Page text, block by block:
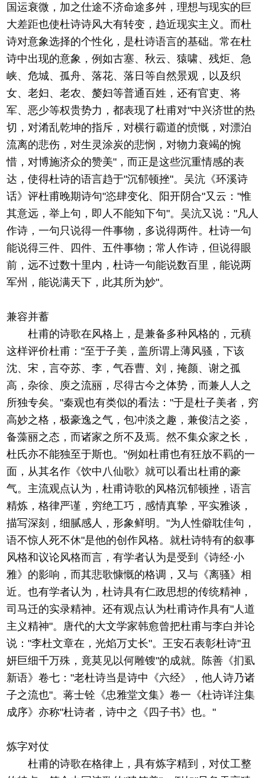
国运衰微，加之仕途不济命途多舛，理想与现实的巨
大差距也使杜诗诗风大有转变，趋近现实主义。而杜
诗对意象选择的个性化，是杜诗语言的基础。常在杜
诗中出现的意象，例如古塞、秋云、猿啸、残炬、急
峡、危城、孤舟、落花、落日等自然景观，以及织
女、老妇、老农、嫠妇等普通百姓，还有官吏、将
军、恶少等权贵势力，都表现了杜甫对"中兴济世的热
切，对淆乱乾坤的指斥，对横行霸道的愤慨，对漂泊
流离的悲伤，对生灵涂炭的悲悯，对物力衰竭的惋
惜，对博施济众的赞美"，而正是这些沉重情感的表
达，使得杜诗的语言趋于"沉郁顿挫"。吴沆《环溪诗
话》评杜甫晚期诗句"恣肆变化、阳开阴合"又云："惟
其意远，举上句，即人不能知下句"。吴沆又说："凡人
作诗，一句只说得一件事物，多说得两件。杜诗一句
能说得三件、四件、五件事物；常人作诗，但说得眼
前，远不过数十里内，杜诗一句能说数百里，能说两
军州，能说满天下，此其所为妙"。
兼容并蓄
杜甫的诗歌在风格上，是兼备多种风格的，元稹
这样评价杜甫："至于子美，盖所谓上薄风骚，下该
沈、宋，言夺苏、李，气吞曹、刘，掩颜、谢之孤
高，杂徐、庾之流丽，尽得古今之体势，而兼人人之
所独专矣。"秦观也有类似的看法："于是杜子美者，穷
高妙之格，极豪逸之气，包冲淡之趣，兼俊洁之姿，
备藻丽之态，而诸家之所不及焉。然不集众家之长，
杜氏亦不能独至于斯也。"例如杜甫也有狂放不羁的一
面，从其名作《饮中八仙歌》就可以看出杜甫的豪
气。主流观点认为，杜甫诗歌的风格沉郁顿挫，语言
精炼，格律严谨，穷绝工巧，感情真挚，平实雅谈，
描写深刻，细腻感人，形象鲜明。"为人性僻耽佳句，
语不惊人死不休"是他的创作风格。就杜诗特有的叙事
风格和议论风格而言，有学者认为是受到《诗经·小
雅》的影响，而其悲歌慷慨的格调，又与《离骚》相
近。也有学者认为，杜诗具有仁政思想的传统精神，
司马迁的实录精神。还有观点认为杜甫诗作具有"人道
主义精神"。唐代的大文学家韩愈曾把杜甫与李白并论
说："李杜文章在，光焰万丈长"。王安石表彰杜诗"丑
妍巨细千万殊，竟莫见以何雕锼"的成就。陈善《扪虱
新语》卷七："老杜诗当是诗中《六经》，他人诗乃诸
子之流也"。蒋士铨《忠雅堂文集》卷一《杜诗详注集
成序》亦称"杜诗者，诗中之《四子书》也。"
炼字对仗
杜甫的诗歌在格律上，具有炼字精到，对仗工整